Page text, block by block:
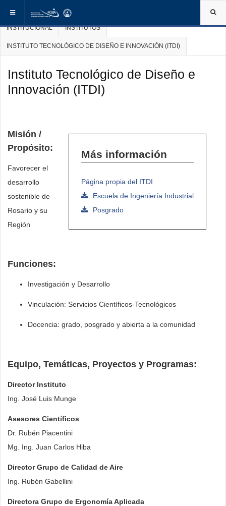
ESTÁ AQUÍ: INICIO
INSTITUCIONAL INSTITUTOS
INSTITUTO TECNOLÓGICO DE DISEÑO E INNOVACIÓN (ITDI)
Instituto Tecnológico de Diseño e
Innovación (ITDI)
Más información
Página propia del ITDI
Escuela de Ingeniería Industrial
Posgrado
Misión /
Propósito:
Favorecer el
desarrollo
sostenible de
Rosario y su
Región
Funciones:
Investigación y Desarrollo
Vinculación: Servicios Científicos-Tecnológicos
Docencia: grado, posgrado y abierta a la comunidad
Equipo, Temáticas, Proyectos y Programas:
Director Instituto
Ing. José Luis Munge
Asesores Científicos
Dr. Rubén Piacentini
Mg. Ing. Juan Carlos Hiba
Director Grupo de Calidad de Aire
Ing. Rubén Gabellini
Directora Grupo de Ergonomía Aplicada